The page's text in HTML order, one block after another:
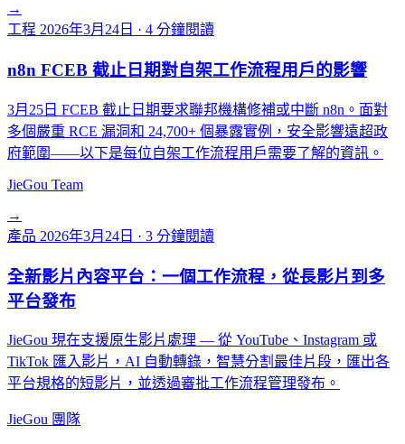
→
工程 2026年3月24日 · 4 分鐘閱讀
n8n FCEB 截止日期對自架工作流程用戶的影響
3月25日 FCEB 截止日期要求聯邦機構修補或中斷 n8n。面對
多個嚴重 RCE 漏洞和 24,700+ 個暴露實例，安全影響遠超政
府範圍——以下是每位自架工作流程用戶需要了解的資訊。
JieGou Team
→
產品 2026年3月24日 · 3 分鐘閱讀
全新影片內容平台：一個工作流程，從長影片到多
平台發布
JieGou 現在支援原生影片處理 — 從 YouTube、Instagram 或
TikTok 匯入影片，AI 自動轉錄，智慧分割最佳片段，匯出各
平台規格的短影片，並透過審批工作流程管理發布。
JieGou 團隊